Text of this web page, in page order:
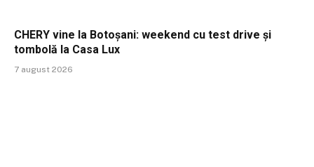
CHERY vine la Botoșani: weekend cu test drive și
tombolă la Casa Lux
7 august 2026